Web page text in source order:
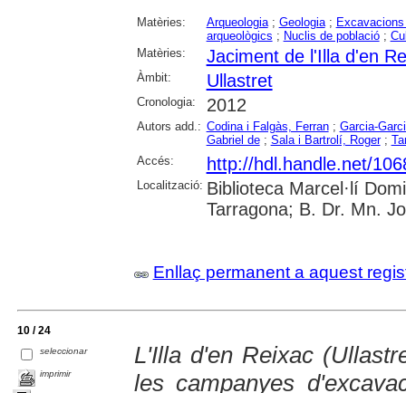
Matèries: Arqueologia; Geologia;
arqueològics ; Nuclis de població;
Matèries:
Jaciment de l'Illa d'en
Àmbit: Ullastret
Cronologia: 2012
Autors add.: Codina i Falgàs, Ferran; Garcia-
Gabriel de; Sala i Bartrolí, Roger;
Accés:
http://hdl.handle.net/
Localització: Biblioteca Marcel·lí
Tarragona; B. Dr. Mn.
Enllaç permanent a aquest
10 / 24
seleccionar
imprimir
L'Illa d'en Reixac
les campanyes